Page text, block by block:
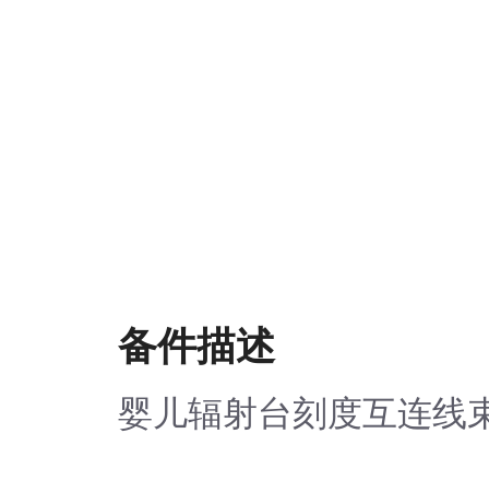
备件描述
婴儿辐射台刻度互连线